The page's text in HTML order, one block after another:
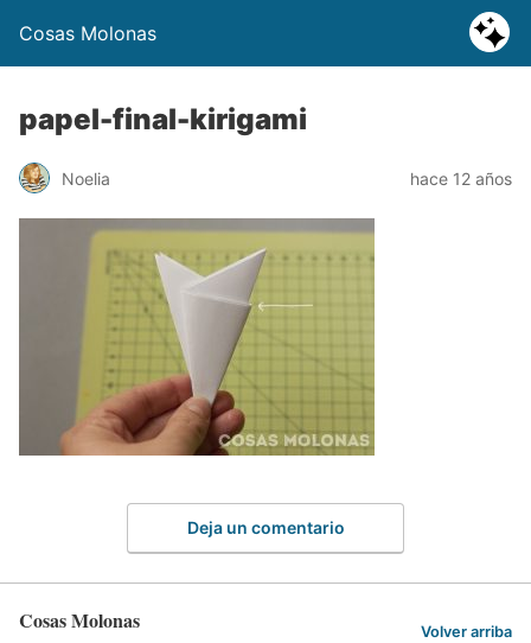
Cosas Molonas
papel-final-kirigami
Noelia hace 12 años
Deja un comentario
Cosas Molonas Volver arriba